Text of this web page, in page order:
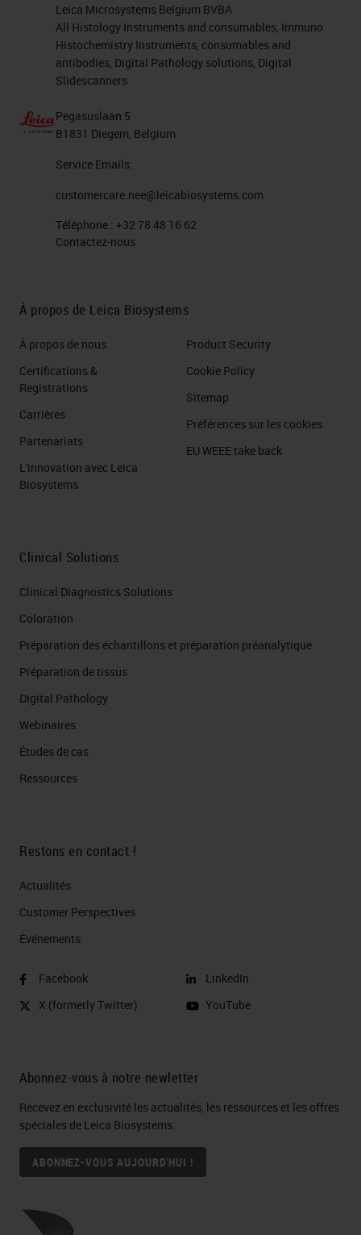
Leica Microsystems Belgium BVBA
All Histology Instruments and consumables, Immuno
Histochemistry Instruments, consumables and
antibodies, Digital Pathology solutions, Digital
Slidescanners
Pegasuslaan 5
B1831 Diegem, Belgium
Service Emails:
customercare.nee@leicabiosystems.com
Téléphone : +32 78 48 16 62
Contactez-nous
À propos de Leica Biosystems
À propos de nous
Certifications &
Registrations
Carrières
Partenariats
L'innovation avec Leica
Biosystems
Product Security
Cookie Policy
Sitemap
Préférences sur les cookies
EU WEEE take back
Clinical Solutions
Clinical Diagnostics Solutions
Coloration
Préparation des échantillons et préparation préanalytique
Préparation de tissus
Digital Pathology
Webinaires
Études de cas
Ressources
Restons en contact !
Actualités
Customer Perspectives​
Événements
Facebook
X (formerly Twitter)
LinkedIn
YouTube
Abonnez-vous à notre newletter
Recevez en exclusivité les actualités, les ressources et les offres
spéciales de Leica Biosystems.
ABONNEZ-VOUS AUJOURD'HUI !